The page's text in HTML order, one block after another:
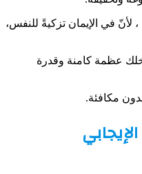
، لأنّ في الإيمان تزكيةً للنفس،
عظمة كامنة وقدرة
مكافئة.